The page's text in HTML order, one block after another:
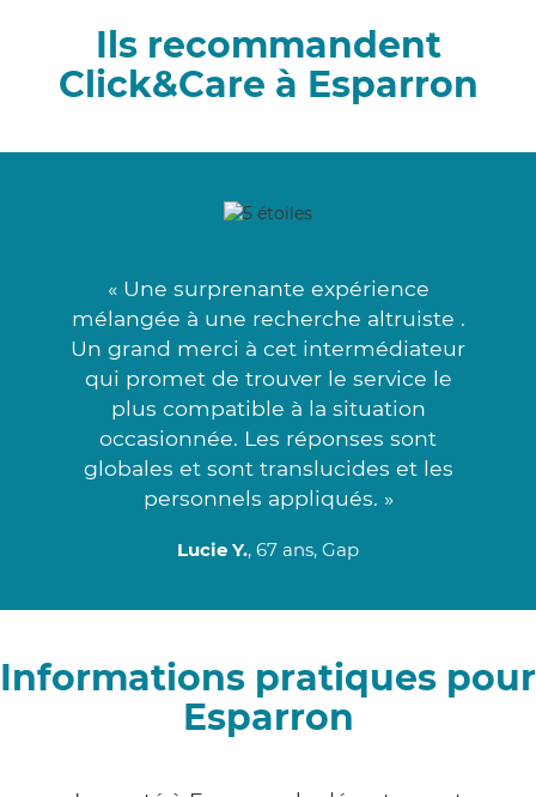
Ils recommandent
Click&Care à Esparron
« Une surprenante expérience
mélangée à une recherche altruiste .
Un grand merci à cet intermédiateur
qui promet de trouver le service le
plus compatible à la situation
occasionnée. Les réponses sont
globales et sont translucides et les
personnels appliqués. »
Lucie Y., 67 ans, Gap
Informations pratiques pour
Esparron